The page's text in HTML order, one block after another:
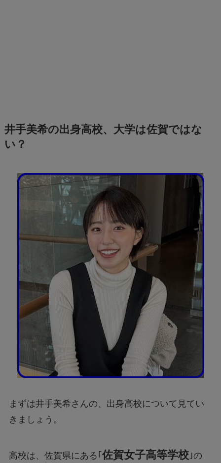
井手美希の出身高校、大学は佐賀ではな
い？
まずは井手美希さんの、出身高校について見てい
きましょう。
高校は、佐賀県にある｢ 佐賀女子高等学校｣の